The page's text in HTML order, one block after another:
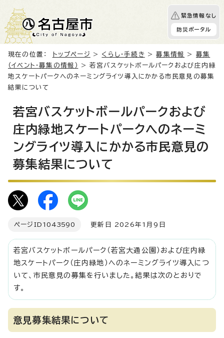
緊急情報なし
防災ポータル
現在の位置： トップページ > くらし・手続き >募集情報 > 募集
（イベント・募集の情報）
> 若宮バスケットボールパークおよび庄内緑
地スケートパークへのネーミングライツ導入にかかる市民意見の募集
結果について
若宮バスケットボールパークおよび
庄内緑地スケートパークへのネーミ
ングライツ導入にかかる市民意見の
募集結果について
ページID 1043590 更新日 2026年1月9日
若宮バスケットボールパーク（若宮大通公園）および庄内緑
地スケートパーク（庄内緑地）へのネーミングライツ導入につ
いて、市民意見の募集を行いました。結果は次のとおりで
す。
意見募集結果について